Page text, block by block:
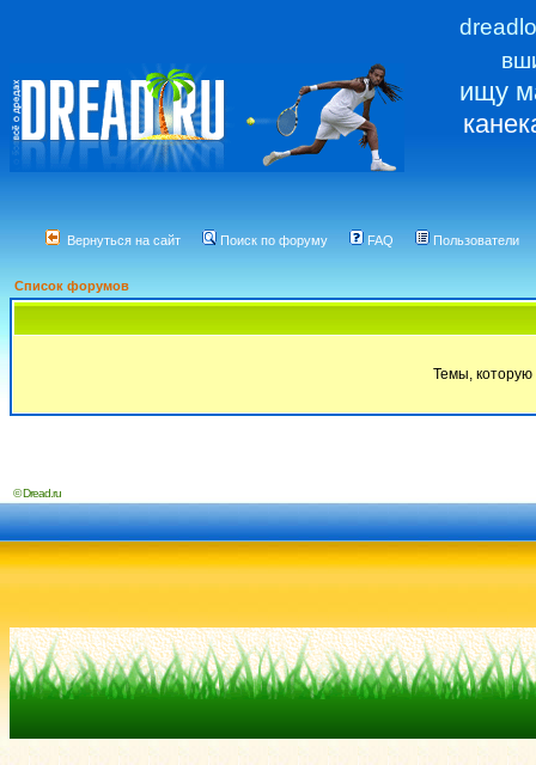
ищу
Вернуться на сайт Поиск по форуму FAQ Пользователи
Список форумов
Темы, которую
© Dread.ru